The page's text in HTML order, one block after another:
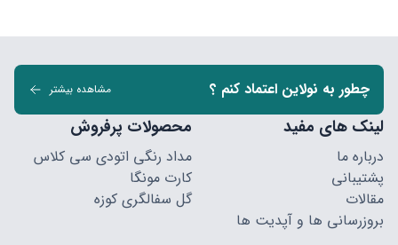
چطور به نولاین اعتماد کنم ؟ مشاهده بیشتر
لینک های مفید
درباره ما
پشتیبانی
مقالات
بروزرسانی ها و آپدیت ها
محصولات پرفروش
مداد رنگی اتودی سی کلاس
کارت مونگا
گل سفالگری کوزه